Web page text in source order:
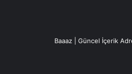
Baaaz | Güncel İçerik